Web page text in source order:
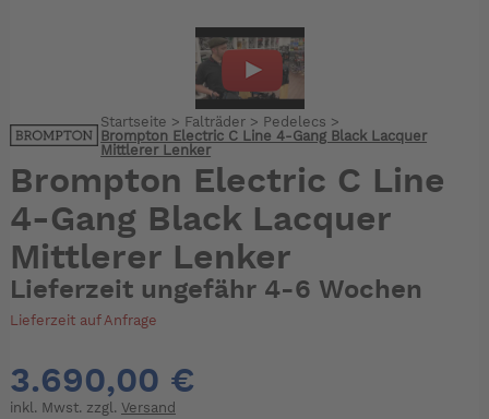
Startseite > Falträder > Pedelecs >
Brompton Electric C Line 4-Gang Black Lacquer
Mittlerer Lenker
Brompton Electric C Line
4-Gang Black Lacquer
Mittlerer Lenker
Lieferzeit ungefähr 4-6 Wochen
Lieferzeit auf Anfrage
3.690,00 €
inkl. Mwst. zzgl. Versand